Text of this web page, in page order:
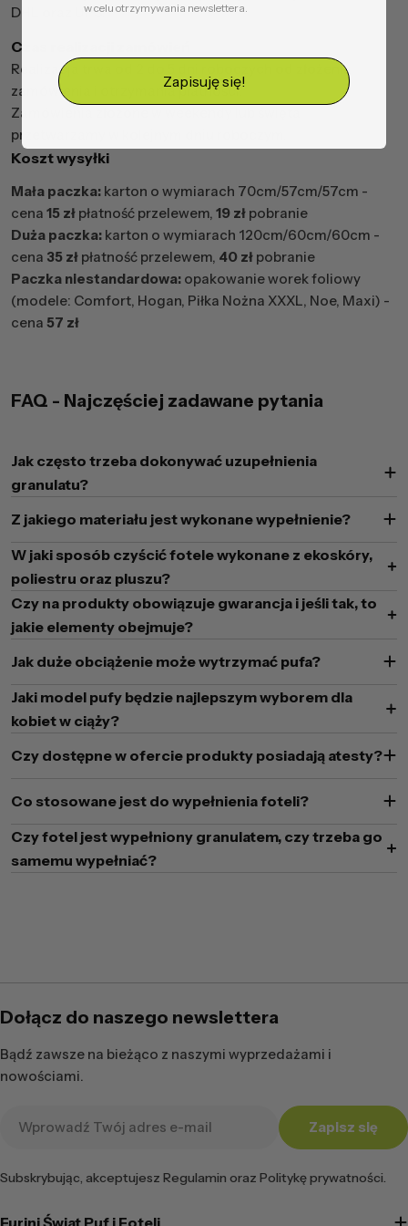
DHL oraz UPS.
Czas realizacji zamówień
Realizacja trwa od 2 do 5 dni roboczych od złożenia
zamówienia i otrzymania płatności.
Zamówienia złożone w weekendy lub święta
przetwarzamy w kolejnym dniu roboczym.
Koszt wysyłki
Mała paczka: karton o wymiarach 70cm/57cm/57cm -
cena 15 zł płatność przelewem, 19 zł pobranie
Duża paczka: karton o wymiarach 120cm/60cm/60cm -
cena 35 zł płatność przelewem, 40 zł pobranie
Paczka niestandardowa: opakowanie worek foliowy
(modele: Comfort, Hogan, Piłka Nożna XXXL, Noe, Maxi) -
cena 57 zł
FAQ - Najczęściej zadawane pytania
Jak często trzeba dokonywać uzupełnienia
granulatu?
Z jakiego materiału jest wykonane wypełnienie?
W jaki sposób czyścić fotele wykonane z ekoskóry,
poliestru oraz pluszu?
Czy na produkty obowiązuje gwarancja i jeśli tak, to
jakie elementy obejmuje?
Jak duże obciążenie może wytrzymać pufa?
Jaki model pufy będzie najlepszym wyborem dla
kobiet w ciąży?
Czy dostępne w ofercie produkty posiadają atesty?
Co stosowane jest do wypełnienia foteli?
Czy fotel jest wypełniony granulatem, czy trzeba go
samemu wypełniać?
Dołącz do naszego newslettera
Bądź zawsze na bieżąco z naszymi wyprzedażami i
nowościami.
Zapisz się
Subskrybując, akceptujesz Regulamin oraz Politykę prywatności.
Furini Świat Puf i Foteli
w celu otrzymywania newslettera.
Zapisuję się!